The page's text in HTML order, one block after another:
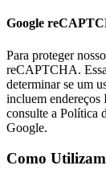
Google
Para proteger
reCAPTCHA.
determinar se um
incluem endereços
consulte a Política
Google.
Como